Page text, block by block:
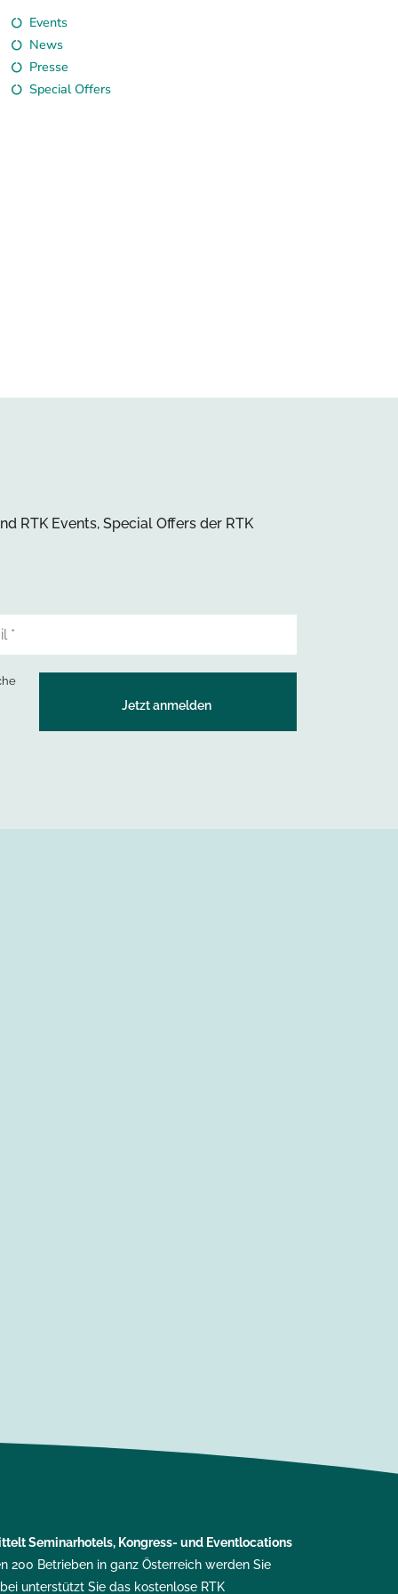
Events
News
Presse
Special Offers
RTK Events, Special Offers der RTK
Seminarhotels, Kongress- und Eventlocations
200 Betrieben in ganz Österreich werden Sie
unterstützt Sie das kostenlose RTK